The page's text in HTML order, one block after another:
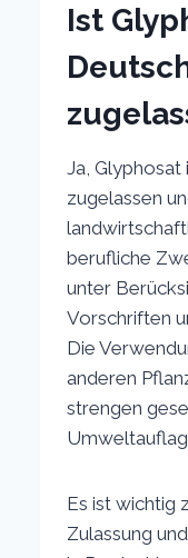
Ist
Ja, Glyphosat
zugelassen
berufliche
unter
Vorschriften
Die
anderen
strengen
Es ist wichtig
Zulassung